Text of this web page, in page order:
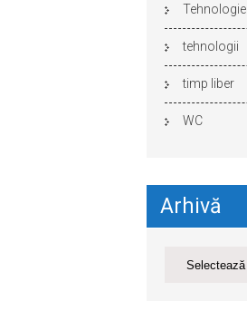
Tehnologie
tehnologii
timp liber
WC
Arhivă